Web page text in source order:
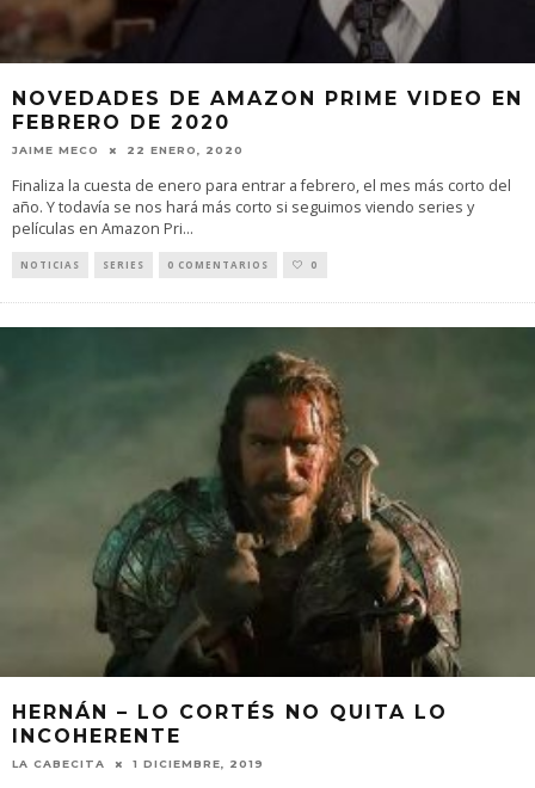
NOVEDADES DE AMAZON PRIME VIDEO EN
FEBRERO DE 2020
JAIME MECO 22 ENERO, 2020
Finaliza la cuesta de enero para entrar a febrero, el mes más corto del
año. Y todavía se nos hará más corto si seguimos viendo series y
películas en Amazon Pri...
NOTICIAS SERIES 0 COMENTARIOS 0
HERNÁN – LO CORTÉS NO QUITA LO
INCOHERENTE
LA CABECITA 1 DICIEMBRE, 2019